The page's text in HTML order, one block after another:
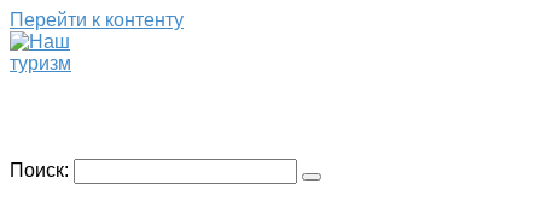
Перейти к контенту
Поиск: